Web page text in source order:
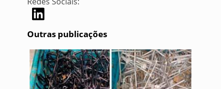
Outras publicações